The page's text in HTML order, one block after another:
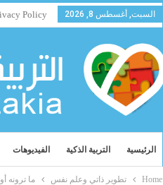
السبت, أغسطس 8, 2026 Policy
الرئيسية التربية الذكية الفيديوهات
Home تطوير ذاتي وعلم نفس ما ترونه